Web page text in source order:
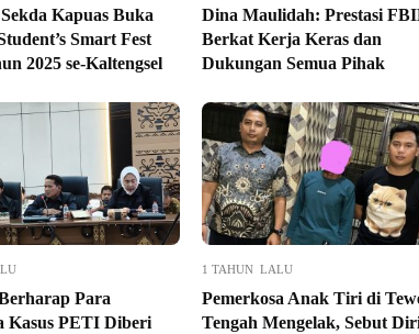
Kapuas Buka
Smart Fest
2025 se-Kaltengsel
Dina Maulidah: Prestasi
Berkat Kerja Keras dan
Dukungan Semua Pihak
Para
Kasus PETI Diberi
1 TAHUN LALU
Pemerkosa Anak Tiri di
Tengah Mengelak, Sebut